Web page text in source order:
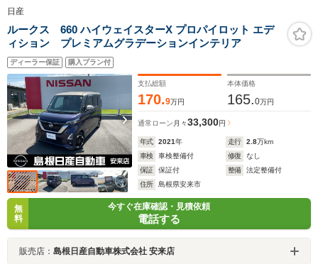
日産
ルークス 660 ハイウェイスターX プロパイロット エデ
ィション プレミアムグラデーションインテリア
ディーラー保証 購入プラン付
支払総額
170.9万円
本体価格
165.0万円
通常ローン 月々33,300円
年式 2021年 走行 2.8万km
車検
車検整備付 修復
なし
保証
保証付 整備
法定整備付
住所
島根県安来市
無
料
今すぐ在庫確認・見積依頼
電話する
販売店： 島根日産自動車株式会社 安来店